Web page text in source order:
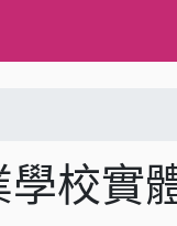
校實